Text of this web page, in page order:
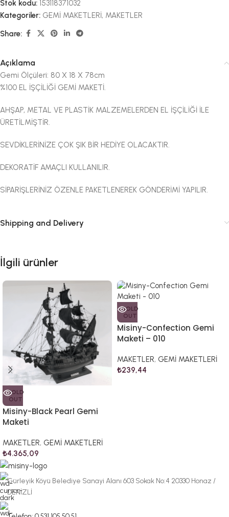
Stok kodu: 153118371032
Kategoriler: GEMİ MAKETLERİ, MAKETLER
Share:
Açıklama
Gemi Ölçüleri: 80 X 18 X 78cm
%100 EL İŞÇİLİĞİ GEMİ MAKETİ.
AHŞAP, METAL VE PLASTİK MALZEMELERDEN EL İŞÇİLİĞİ İLE
ÜRETİLMİŞTİR.
SEVDİKLERİNİZE ÇOK ŞIK BİR HEDİYE OLACAKTIR.
DEKORATİF AMAÇLI KULLANILIR.
SİPARİŞLERİNİZ ÖZENLE PAKETLENEREK GÖNDERİMİ YAPILIR.
Shipping and Delivery
İlgili ürünler
SOLD
OUT
Misiny-Black Pearl Gemi
Maketi
MAKETLER, GEMİ MAKETLERİ
₺4.365,09
SOLD
OUT
Misiny-Confection Gemi
Maketi – 010
MAKETLER, GEMİ MAKETLERİ
₺239,44
Gürleyik Köyü Belediye Sanayi Alanı 603 Sokak No:4 20330 Honaz /
DENİZLİ